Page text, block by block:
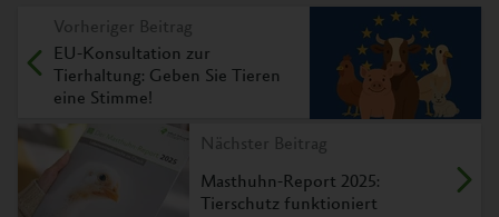
Vorheriger Beitrag
EU-Konsultation zur
Tierhaltung: Geben Sie Tieren
eine Stimme!
Nächster Beitrag
Masthuhn-Report 2025:
Tierschutz funktioniert